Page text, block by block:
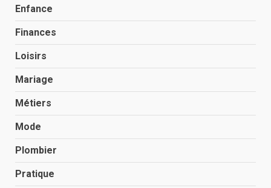
Enfance
Finances
Loisirs
Mariage
Métiers
Mode
Plombier
Pratique